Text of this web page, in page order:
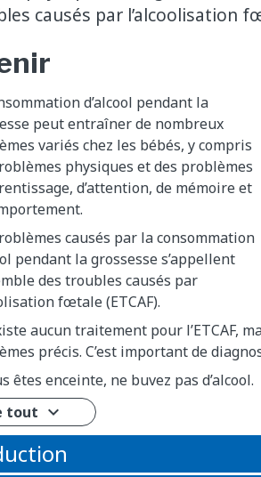
causés par l’alcoolisation
d’alcool pendant la
peut entraîner de nombreux
variés chez les bébés, y compris
physiques et des problèmes
d’attention, de mémoire et
causés par la consommation
pendant la grossesse s’appellent
des troubles causés par
fœtale (ETCAF).
aucun traitement pour l’ETCAF,
précis. C’est important de
êtes enceinte, ne buvez pas d’alcool.
tout